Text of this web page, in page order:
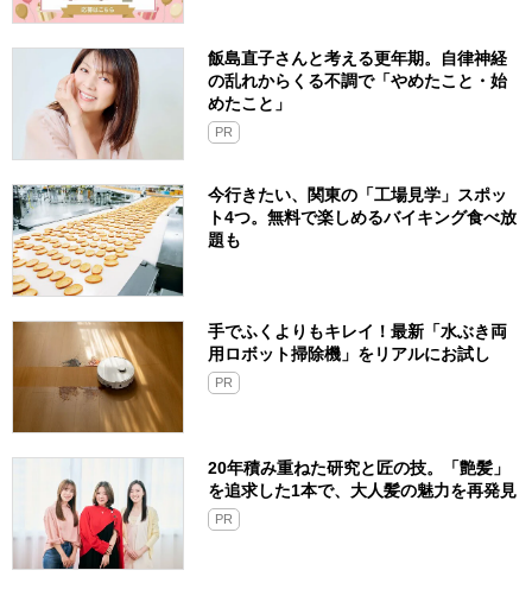
飯島直子さんと考える更年期。自律神経
の乱れからくる不調で「やめたこと・始
めたこと」
PR
今行きたい、関東の「工場見学」スポッ
ト4つ。無料で楽しめるバイキング食べ放
題も
手でふくよりもキレイ！最新「水ぶき両
用ロボット掃除機」をリアルにお試し
PR
20年積み重ねた研究と匠の技。「艶髪」
を追求した1本で、大人髪の魅力を再発見
PR